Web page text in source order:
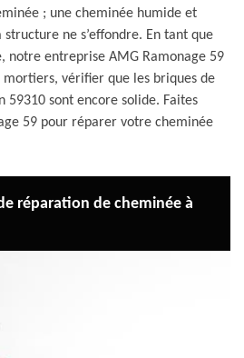
; une cheminée humide et
ne s’effondre. En tant que
notre entreprise AMG Ramonage 59
vérifier que les briques de
59310 sont encore solide. Faites
59 pour réparer votre cheminée
réparation de cheminée à